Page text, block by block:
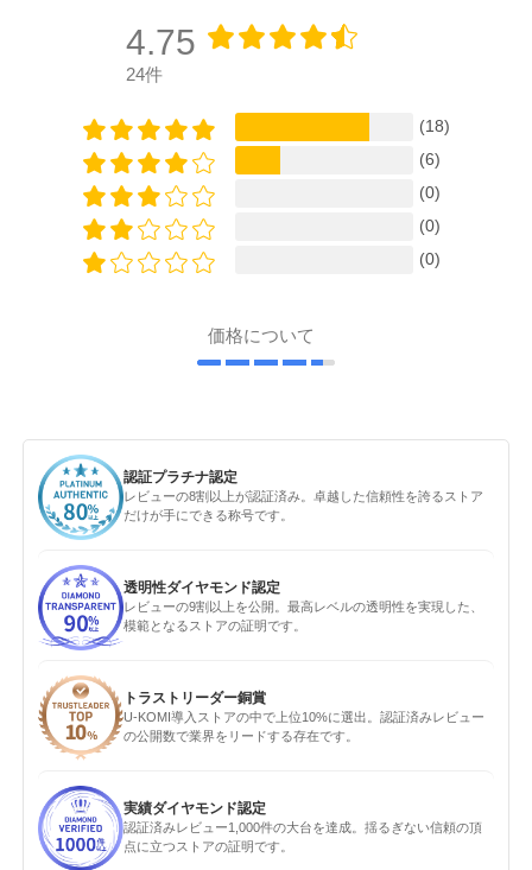
4.75
24件
(18)
(6)
(0)
(0)
(0)
価格について
認証プラチナ認定
レビューの8割以上が認証済み。卓越した信頼性を誇るストア
だけが手にできる称号です。
透明性ダイヤモンド認定
レビューの9割以上を公開。最高レベルの透明性を実現した、
模範となるストアの証明です。
トラストリーダー銅賞
U-KOMI導入ストアの中で上位10%に選出。認証済みレビュー
の公開数で業界をリードする存在です。
実績ダイヤモンド認定
認証済みレビュー1,000件の大台を達成。揺るぎない信頼の頂
点に立つストアの証明です。